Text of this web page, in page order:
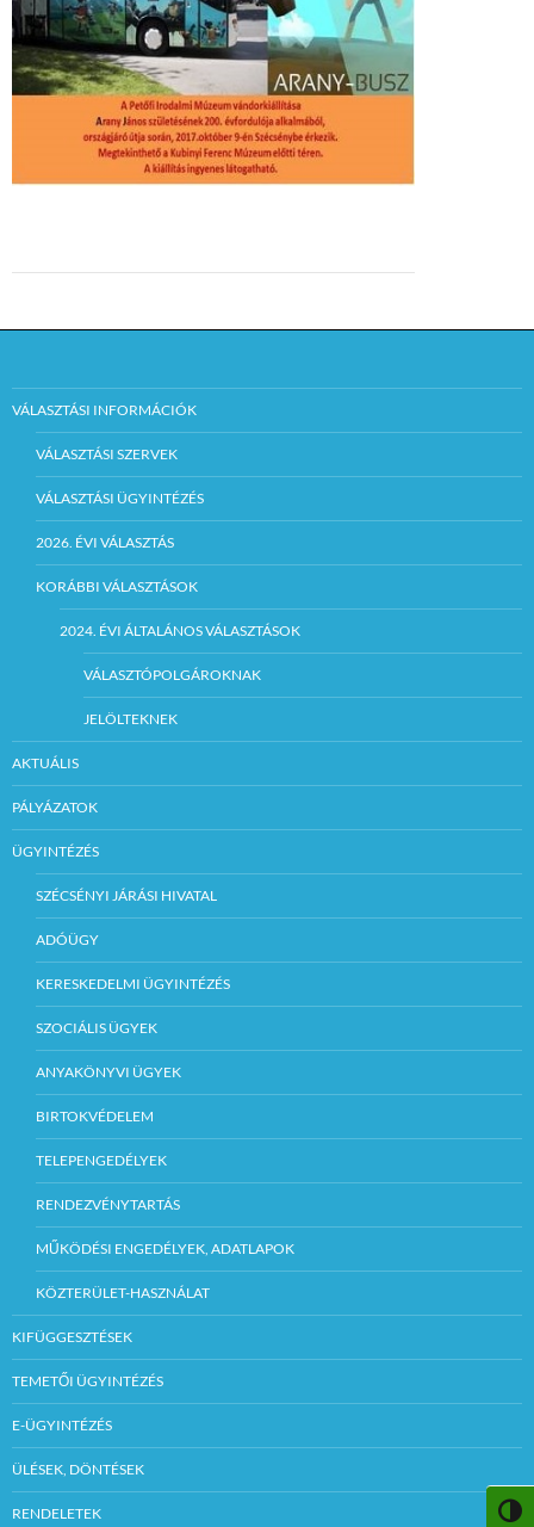
VÁLASZTÁSI INFORMÁCIÓK
VÁLASZTÁSI SZERVEK
VÁLASZTÁSI ÜGYINTÉZÉS
2026. ÉVI VÁLASZTÁS
KORÁBBI VÁLASZTÁSOK
2024. ÉVI ÁLTALÁNOS VÁLASZTÁSOK
VÁLASZTÓPOLGÁROKNAK
JELÖLTEKNEK
AKTUÁLIS
PÁLYÁZATOK
ÜGYINTÉZÉS
SZÉCSÉNYI JÁRÁSI HIVATAL
ADÓÜGY
KERESKEDELMI ÜGYINTÉZÉS
SZOCIÁLIS ÜGYEK
ANYAKÖNYVI ÜGYEK
BIRTOKVÉDELEM
TELEPENGEDÉLYEK
RENDEZVÉNYTARTÁS
MŰKÖDÉSI ENGEDÉLYEK, ADATLAPOK
KÖZTERÜLET-HASZNÁLAT
KIFÜGGESZTÉSEK
TEMETŐI ÜGYINTÉZÉS
E-ÜGYINTÉZÉS
ÜLÉSEK, DÖNTÉSEK
RENDELETEK